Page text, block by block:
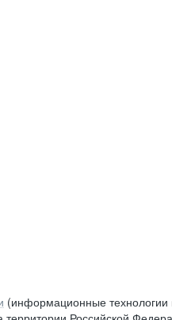
(информационные технологии